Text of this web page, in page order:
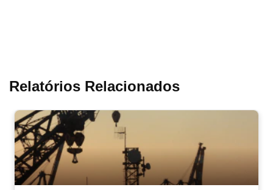
Relatórios Relacionados